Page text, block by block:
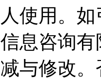
使用。
息咨询
与修改